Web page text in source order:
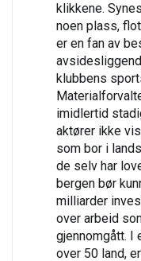
klikkene.
noen plass,
er en fan av
klubbens
imidlertid
aktører ikke
som bor i
de selv har
bergen bør
milliarder
over arbeid
gjennomgått. I
over 50 land,